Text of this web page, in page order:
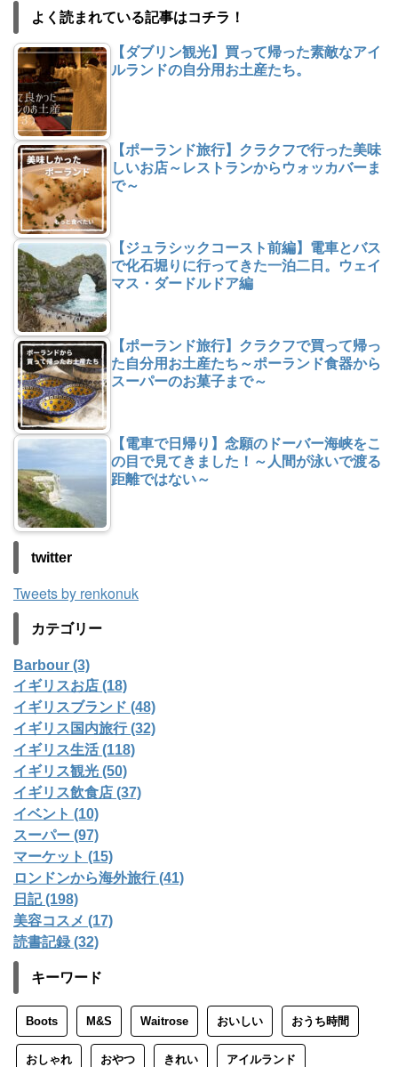
よく読まれている記事はコチラ！
【ダブリン観光】買って帰った素敵なアイ
ルランドの自分用お土産たち。
【ポーランド旅行】クラクフで行った美味
しいお店～レストランからウォッカバーま
で～
【ジュラシックコースト前編】電車とバス
で化石堀りに行ってきた一泊二日。ウェイ
マス・ダードルドア編
【ポーランド旅行】クラクフで買って帰っ
た自分用お土産たち～ポーランド食器から
スーパーのお菓子まで～
【電車で日帰り】念願のドーバー海峡をこ
の目で見てきました！～人間が泳いで渡る
距離ではない～
twitter
Tweets by renkonuk
カテゴリー
Barbour (3)
イギリスお店 (18)
イギリスブランド (48)
イギリス国内旅行 (32)
イギリス生活 (118)
イギリス観光 (50)
イギリス飲食店 (37)
イベント (10)
スーパー (97)
マーケット (15)
ロンドンから海外旅行 (41)
日記 (198)
美容コスメ (17)
読書記録 (32)
キーワード
Boots M&S Waitrose おいしい おうち時間
おしゃれ おやつ きれい アイルランド